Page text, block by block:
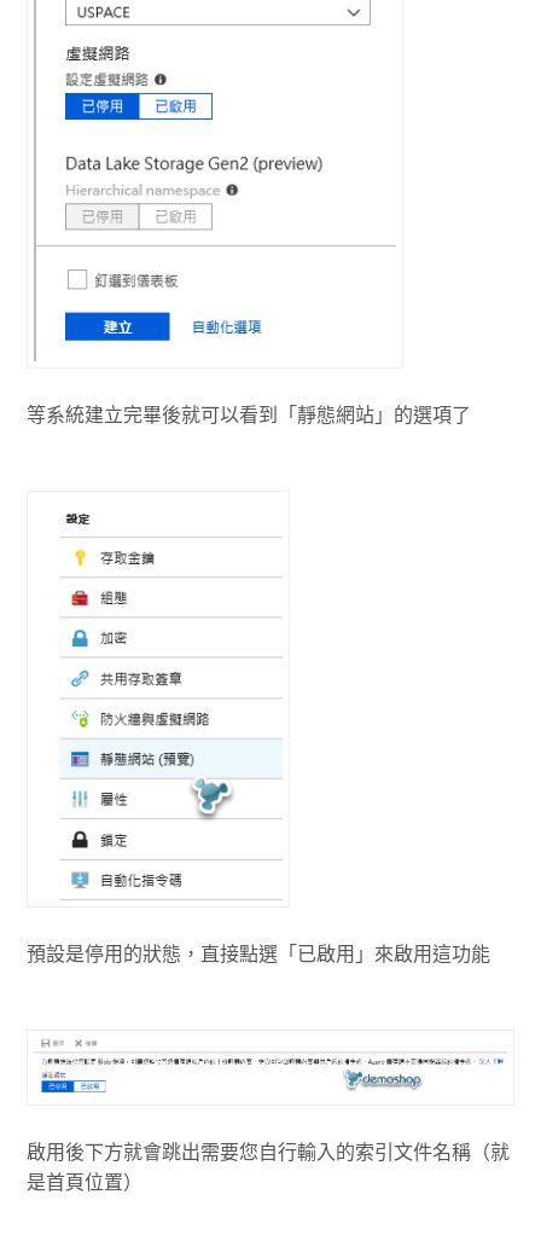
等系統建立完畢後就可以看到「靜態網站」的選項了
預設是停用的狀態，直接點選「已啟用」來啟用這功能
啟用後下方就會跳出需要您自行輸入的索引文件名稱（就
是首頁位置）